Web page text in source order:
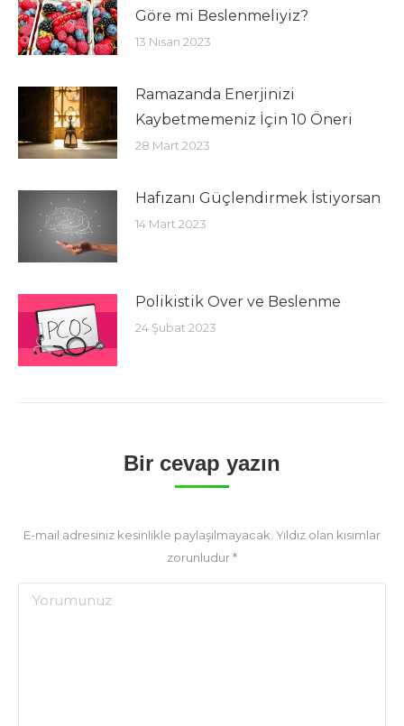
Göre mi Beslenmeliyiz?
13 Nisan 2023
Ramazanda Enerjinizi
Kaybetmemeniz İçin 10 Öneri
28 Mart 2023
Hafızanı Güçlendirmek İstiyorsan
14 Mart 2023
Polikistik Over ve Beslenme
24 Şubat 2023
Bir cevap yazın
E-mail adresiniz kesinlikle paylaşılmayacak. Yıldız olan kısımlar
zorunludur*
Yorum